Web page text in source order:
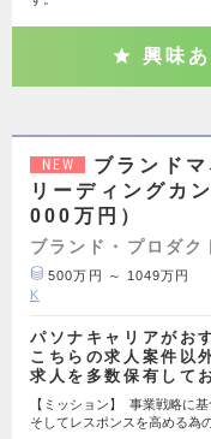
興味あ
NEW
ブランド
リーディングカ
000万円）
ブランド・プロダク
500万円 ～ 1049万円
K
パソナキャリアがお
こちらの求人案件以
求人を多数保有して
【ミッション】 事業戦略に
そしてレスポンスを高める為